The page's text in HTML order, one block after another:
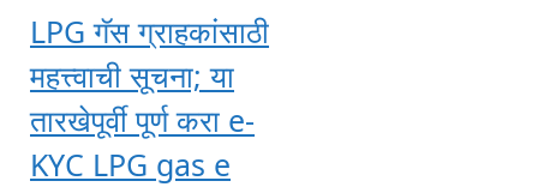
LPG गॅस ग्राहकांसाठी
महत्त्वाची सूचना; या
तारखेपूर्वी पूर्ण करा e-
KYC LPG gas e